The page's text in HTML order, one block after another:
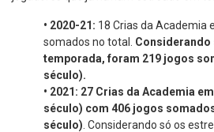
• 2020-21: 18 Crias da Academia
somados no total. Considerando
temporada, foram 219 jogos
século).
• 2021: 27 Crias da Academia
século) com 406 jogos
século) . Considerando só os